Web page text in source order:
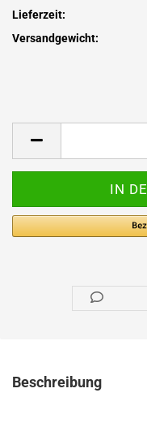
Lieferzeit:
Versandgewicht:
Beschreibung